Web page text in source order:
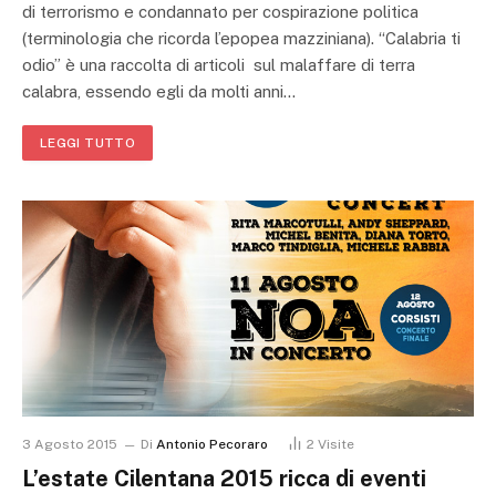
di terrorismo e condannato per cospirazione politica
(terminologia che ricorda l’epopea mazziniana). “Calabria ti
odio” è una raccolta di articoli sul malaffare di terra
calabra, essendo egli da molti anni…
LEGGI TUTTO
3 Agosto 2015 Di Antonio Pecoraro 2 Visite
L’estate Cilentana 2015 ricca di eventi